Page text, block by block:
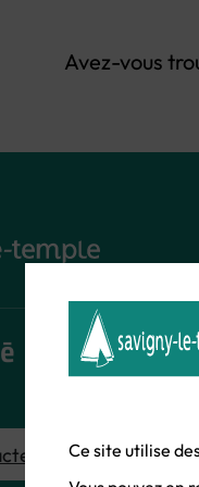
Avez-vous
CalaméoFlux RSS
Ce site utilise